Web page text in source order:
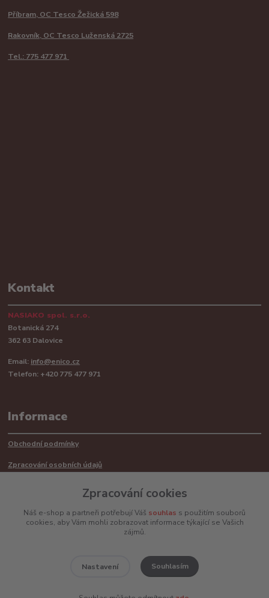
Příbram, OC Tesco Žežická 598
Rakovník, OC Tesco Luženská 2725
Tel.: 775 477 971
Kontakt
NASIAKO spol. s.r.o.
Botanická 274
362 63 Dalovice
Email: info@enico.cz
Telefon: +420 775 477 971
Informace
Obchodní podmínky
Zpracování osobních údajů
Mimosoudní řešení sporů ADR
Zpracování cookies
Náš e-shop a partneři potřebují Váš souhlas s použitím souborů
cookies, aby Vám mohli zobrazovat informace týkající se Vašich
zájmů.
Nastavení Souhlasím